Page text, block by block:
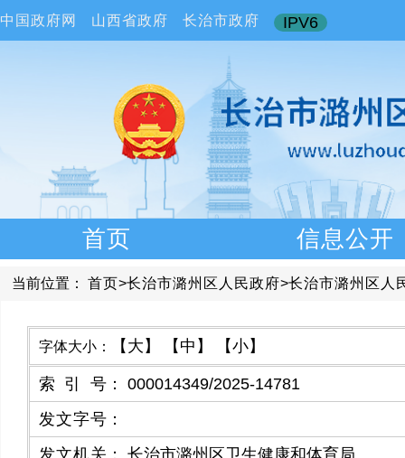
中国政府网 山西省政府 长治市政府 IPV6
首页 信息公开
当前位置： 首页>长治市潞州区人民政府>长治市潞州区人
字体大小： 【大】 【中】 【小】
索引号 ：
000014349/2025-14781
发文字号 ：
发文机关 ：
长治市潞州区卫生健康和体育局